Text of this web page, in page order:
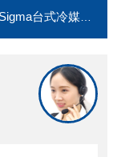
式冷媒循环系统